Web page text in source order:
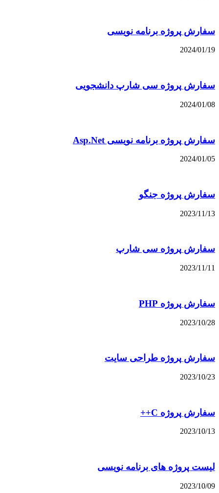
سفارش پروژه برنامه نویسی
2024/01/19
سفارش پروژه سی شارپ دانشجویی
2024/01/08
سفارش پروژه برنامه نویسی Asp.Net
2024/01/05
سفارش پروژه جنگو
2023/11/13
سفارش پروژه سی شارپ
2023/11/11
سفارش پروژه PHP
2023/10/28
سفارش پروژه طراحی سایت
2023/10/23
سفارش پروژه C++
2023/10/13
لیست پروژه های برنامه نویسی
2023/10/09